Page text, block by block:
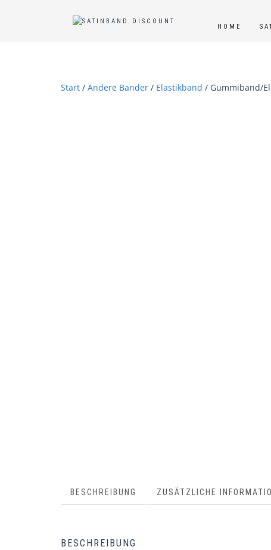
HOME
Start / Andere Bänder / Elastikband / Gummiband/
BESCHREIBUNG ZUSÄTZLICHE
BESCHREIBUNG